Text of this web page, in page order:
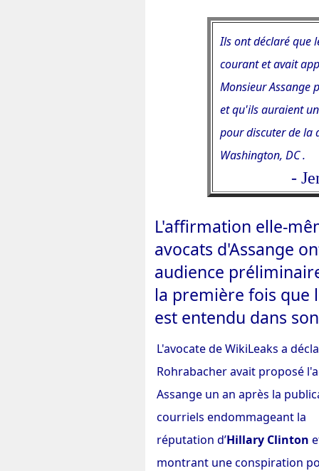
Ils ont déclaré que
courant et avait
Monsieur Assange
et qu'ils auraient
pour discuter de la
Washington, DC .
-
L'affirmation elle-
avocats d'Assange
audience
la première fois que
est entendu dans
L'avocate de WikiLeaks a
Rohrabacher avait proposé
Assange un an après la
courriels endommageant la
réputation d’Hillary Clinton
montrant une conspiration